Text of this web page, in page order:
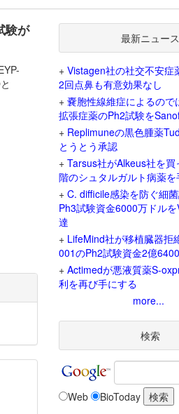
験が 最新ニュース
+ Vistagen社の社交不安症
2回点鼻も有意効果なし
+ 嚢胞性線維症によるので
拡張症薬のPh2試験を
+ Replimuneの黒色腫薬
とうとう承認
+ Tarsus社がAlkeus社を
階のシュタルガルト病薬を
+ C. difficile感染を防ぐ細
Ph3試験資金6000万ドル
達
+ LifeMind社が移植臓器拒
001のPh2試験資金2億
+ Actimedが悪液質薬S-
利を再び手にする
more...
検索
Web BioToday